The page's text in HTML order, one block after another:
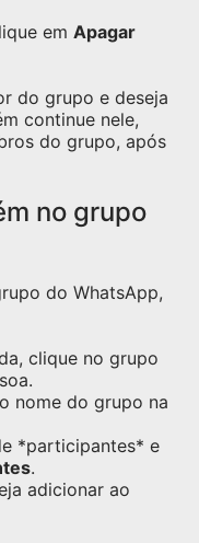
em Apagar
do grupo e deseja
continue nele,
do grupo, após
no grupo
do WhatsApp,
clique no grupo
nome do grupo na
*participantes* e
.
adicionar ao